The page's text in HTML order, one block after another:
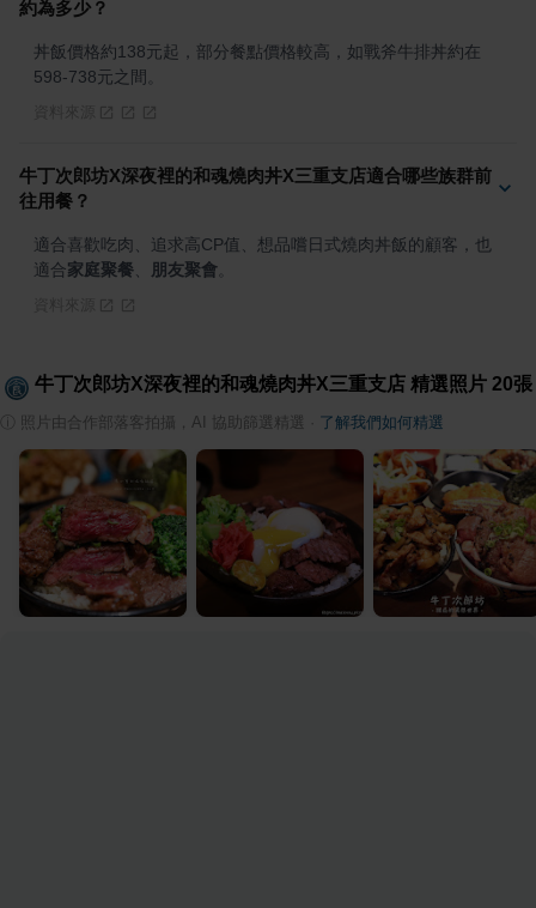
約為多少？
丼飯價格約138元起，部分餐點價格較高，如戰斧牛排丼約在
598-738元之間。
牛丁次郎坊X深夜裡的和魂燒肉丼X三重支店適合哪些族群前
往用餐？
適合喜歡吃肉、追求高CP值、想品嚐日式燒肉丼飯的顧客，也
適合家庭聚餐 朋友聚會
牛丁次郎坊X深夜裡的和魂燒肉丼X三重支店 精選照片 20張
照片由合作部落客拍攝，AI 協助篩選精選 了解我們如何精選